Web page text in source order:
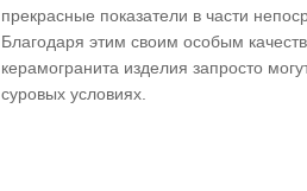
прекрасные показатели в части
Благодаря этим своим особым
керамогранита изделия запросто
суровых условиях.